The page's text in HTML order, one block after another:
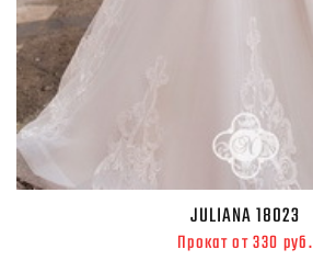
JULIANA 18023
Прокат от 330 руб.